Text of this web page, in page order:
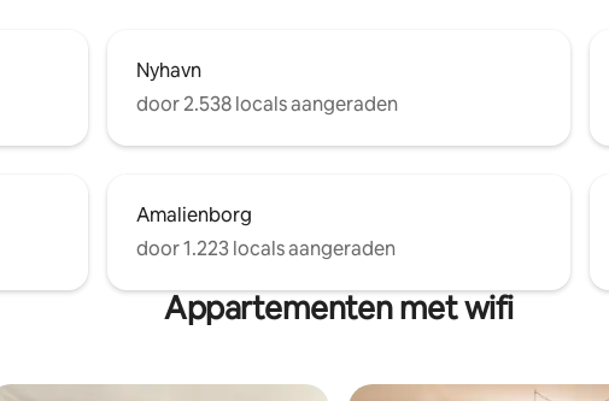
Nyhavn
door 2.538 locals aangeraden
Amalienborg
door 1.223 locals aangeraden
Appartementen met wifi